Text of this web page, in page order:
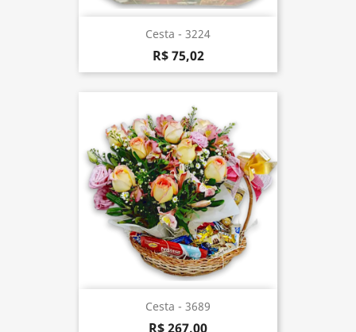
Cesta - 3224
R$ 75,02
Cesta - 3689
R$ 267,00